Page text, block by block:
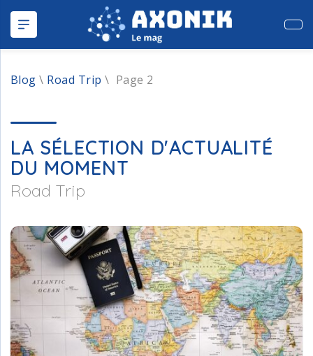
Blog \ Road Trip \ Page 2
LA SÉLECTION D'ACTUALITÉ
DU MOMENT
Road Trip